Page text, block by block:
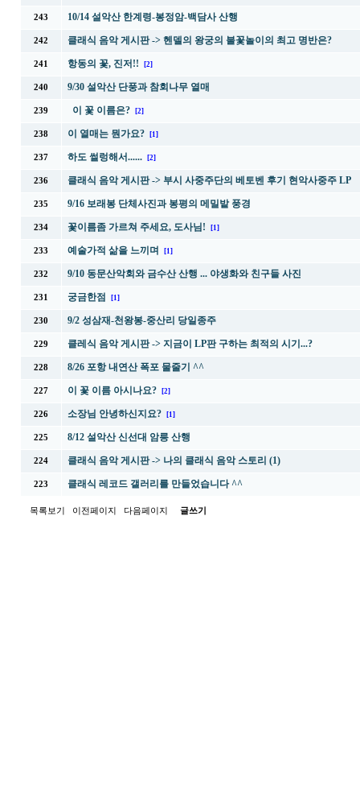
243 10/14 설악산 한계령-봉정암-백담사 산행
242 클래식 음악 게시판 ->헨델의 왕궁의 불꽃놀이의 최고 명반은?
241 항동의 꽃, 진저!! [2]
240 9/30 설악산 단풍과 참회나무 열매
239 이 꽃 이름은? [2]
238 이 열매는 뭔가요? [1]
237 하도 썰렁해서...... [2]
236 클래식 음악 게시판 ->부시 사중주단의 베토벤 후기 현악사중주 LP
235 9/16 보래봉 단체사진과 봉평의 메밀밭 풍경
234 꽃이름좀 가르쳐 주세요, 도사님! [1]
233 예술가적 삶을 느끼며 [1]
232 9/10 동문산악회와 금수산 산행 ... 야생화와 친구들 사진
231 궁금한점 [1]
230 9/2 성삼재-천왕봉-중산리 당일종주
229 클레식 음악 게시판 -> 지금이 LP판 구하는 최적의 시기...?
228 8/26 포항 내연산 폭포 물줄기 ^^
227 이 꽃 이름 아시나요? [2]
226 소장님 안녕하신지요? [1]
225 8/12 설악산 신선대 암릉 산행
224 클래식 음악 게시판 -> 나의 클래식 음악 스토리 (1)
223 클래식 레코드 갤러리를 만들었습니다 ^^
목록보기 이전페이지 다음페이지 글쓰기